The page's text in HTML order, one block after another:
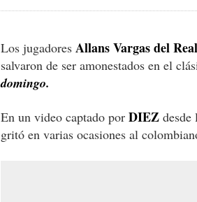
Los jugadores Allans Vargas del
salvaron de ser amonestados en el
domingo.
En un video captado por DIEZ desde
gritó en varias ocasiones al